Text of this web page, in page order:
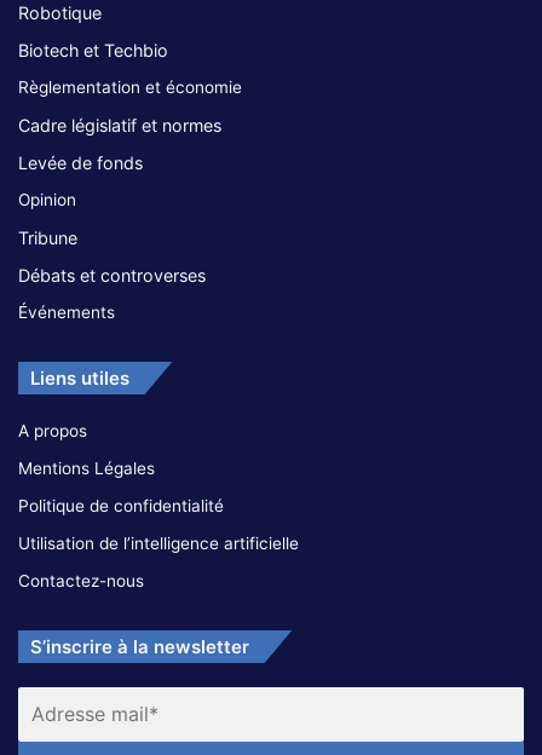
Robotique
Biotech et Techbio
Règlementation et économie
Cadre législatif et normes
Levée de fonds
Opinion
Tribune
Débats et controverses
Événements
Liens utiles
A propos
Mentions Légales
Politique de confidentialité
Utilisation de l’intelligence artificielle
Contactez-nous
S’inscrire à la newsletter